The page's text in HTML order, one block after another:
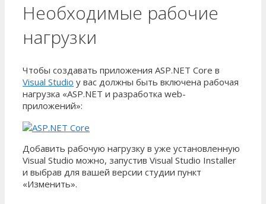
Необходимые рабочие
нагрузки
Чтобы создавать приложения ASP.NET Core в
Visual Studio у вас должны быть включена рабочая
нагрузка «ASP.NET и разработка web-
приложений»:
Добавить рабочую нагрузку в уже установленную
Visual Studio можно, запустив Visual Studio Installer
и выбрав для вашей версии студии пункт
«Изменить».